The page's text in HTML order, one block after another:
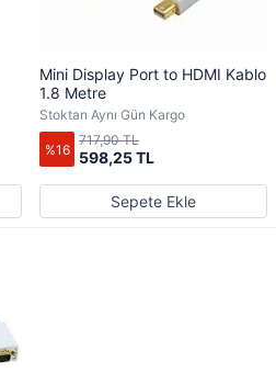
Mini Display Port to HDMI Kablo
1.8 Metre
Stoktan Aynı Gün Kargo
%16 598,25 TL
717,90 TL
Sepete Ekle